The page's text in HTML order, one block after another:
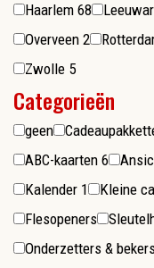
Haarlem 68
Overveen 2
Zwolle 5
Categorieën
geen
ABC-kaarten 6
Kalender 1 Kleine
Flesopeners
Onderzetters &